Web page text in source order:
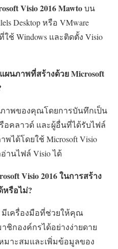
Visio 2016 Mawtoบน
Desktop หรือ VMware
ใช้ Windows และติดตั้ง Visio
นภาพที่สร้างด้วย Microsoft
าพของคุณโดยการบันทึกเป็น
อคลาวด์ และผู้อื่นที่ได้รับไฟล์
ได้โดยใช้ Microsoft Visio
านไฟล์ Visio ได้
Visio 2016 ในการสร้าง
รือไม่?
มีเครื่องมือที่ช่วยให้คุณ
ชิกองค์กรได้อย่างง่ายดาย
มาะสมและเพิ่มข้อมูลของ